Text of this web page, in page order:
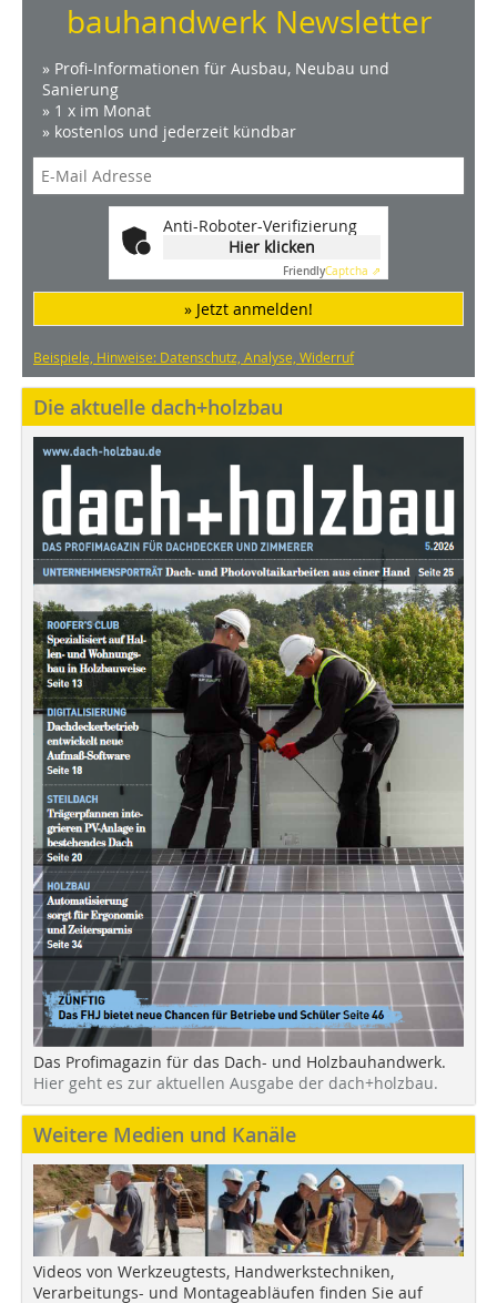
bauhandwerk Newsletter
» Profi-Informationen für Ausbau, Neubau und
Sanierung
» 1 x im Monat
» kostenlos und jederzeit kündbar
Anti-Roboter-Verifizierung
Hier klicken
FriendlyCaptcha ⇗
» Jetzt anmelden!
Beispiele, Hinweise: Datenschutz, Analyse, Widerruf
Die aktuelle dach+holzbau
Das Profimagazin für das Dach- und Holzbauhandwerk.
Hier geht es zur aktuellen Ausgabe der dach+holzbau.
Weitere Medien und Kanäle
Videos von Werkzeugtests, Handwerkstechniken,
Verarbeitungs- und Montageabläufen finden Sie auf